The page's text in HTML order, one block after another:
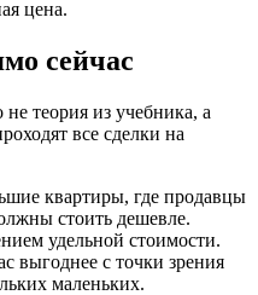
цена.
сейчас
теория из учебника, а
все сделки на
квартиры, где продавцы
стоить дешевле.
удельной стоимости.
выгоднее с точки зрения
маленьких.